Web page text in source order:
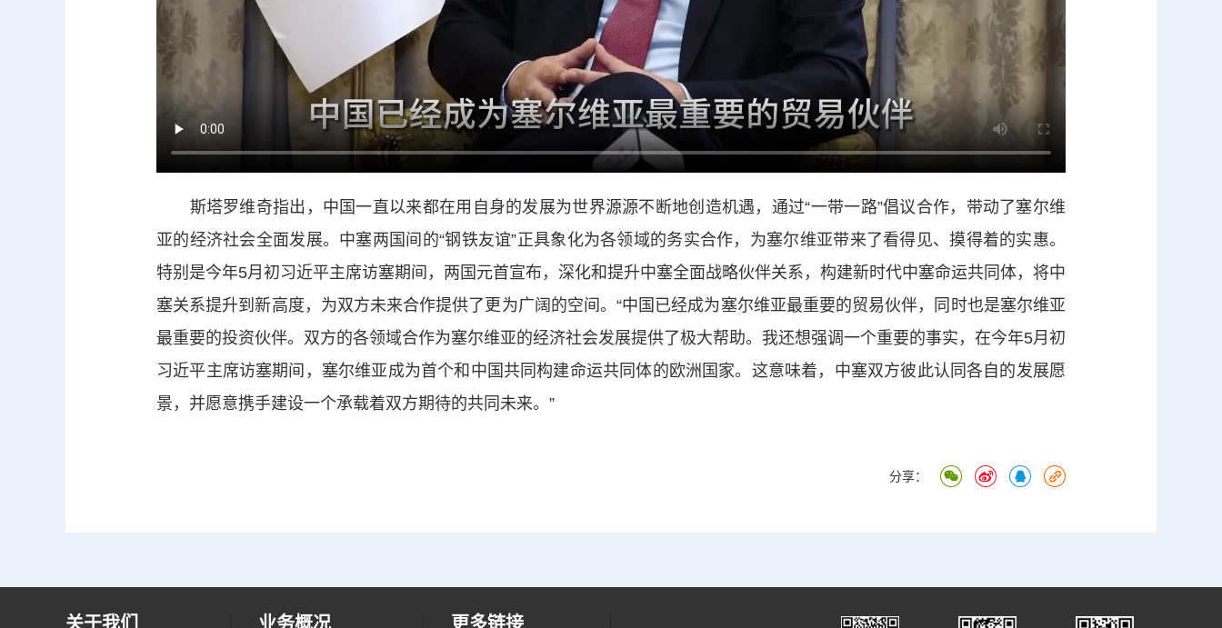
斯塔罗维奇指出，中国一直以来都在用自身的发展为世界源源不断地创造机遇，通过“一带一路”倡议合作，带动了塞尔维
亚的经济社会全面发展。中塞两国间的“钢铁友谊”正具象化为各领域的务实合作，为塞尔维亚带来了看得见、摸得着的实惠。
特别是今年5月初习近平主席访塞期间，两国元首宣布，深化和提升中塞全面战略伙伴关系，构建新时代中塞命运共同体，将中
塞关系提升到新高度，为双方未来合作提供了更为广阔的空间。“中国已经成为塞尔维亚最重要的贸易伙伴，同时也是塞尔维亚
最重要的投资伙伴。双方的各领域合作为塞尔维亚的经济社会发展提供了极大帮助。我还想强调一个重要的事实，在今年5月初
习近平主席访塞期间，塞尔维亚成为首个和中国共同构建命运共同体的欧洲国家。这意味着，中塞双方彼此认同各自的发展愿
景，并愿意携手建设一个承载着双方期待的共同未来。”
分享：
关于我们 业务概况 更多链接